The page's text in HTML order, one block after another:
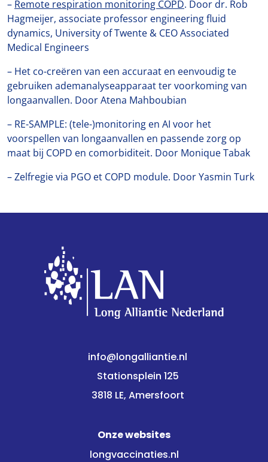
– Remote respiration monitoring COPD. Door dr. Rob
Hagmeijer, associate professor engineering fluid
dynamics, University of Twente & CEO Associated
Medical Engineers
– Het co-creëren van een accuraat en eenvoudig te
gebruiken ademanalyseapparaat ter voorkoming van
longaanvallen. Door Atena Mahboubian
– RE-SAMPLE: (tele-)monitoring en AI voor het
voorspellen van longaanvallen en passende zorg op
maat bij COPD en comorbiditeit. Door Monique Tabak
– Zelfregie via PGO et COPD module. Door Yasmin Turk
info@longalliantie.nl
Stationsplein 125
3818 LE, Amersfoort
Onze websites
longvaccinaties.nl